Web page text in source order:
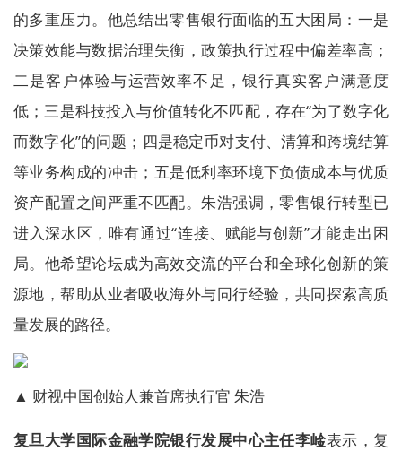
的多重压力。他总结出零售银行面临的五大困局：一是
决策效能与数据治理失衡，政策执行过程中偏差率高；
二是客户体验与运营效率不足，银行真实客户满意度
低；三是科技投入与价值转化不匹配，存在“为了数字化
而数字化”的问题；四是稳定币对支付、清算和跨境结算
等业务构成的冲击；五是低利率环境下负债成本与优质
资产配置之间严重不匹配。朱浩强调，零售银行转型已
进入深水区，唯有通过“连接、赋能与创新”才能走出困
局。他希望论坛成为高效交流的平台和全球化创新的策
源地，帮助从业者吸收海外与同行经验，共同探索高质
量发展的路径。
▲ 财视中国创始人兼首席执行官 朱浩
复旦大学国际金融学院银行发展中心主任李崯表示，复